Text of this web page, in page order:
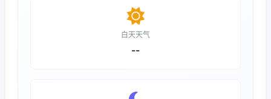
白天天气
--